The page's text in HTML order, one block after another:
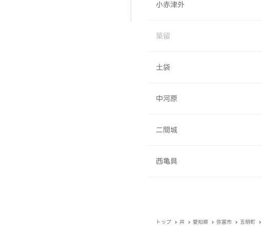
小赤津外
築留
土袋
中河原
二間城
西亀具
トップ 丼 愛知県 弥富市 五明町